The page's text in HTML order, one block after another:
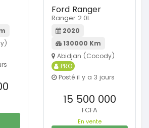
Ford Ranger
Ranger 2.0L
2020
130000 Km
Abidjan (Cocody)
PRO
Posté il y a 3 jours
15 500 000
FCFA
En vente